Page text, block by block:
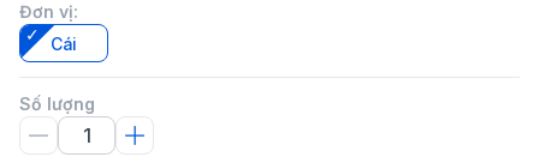
Đơn vị:
Cái
Số lượng